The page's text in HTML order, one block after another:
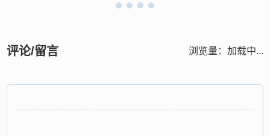
评论/留言 浏览量： 加载中...